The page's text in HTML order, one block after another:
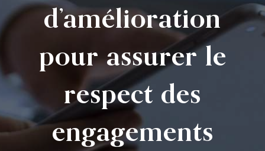
d’amélioration
pour assurer le
respect des
engagements